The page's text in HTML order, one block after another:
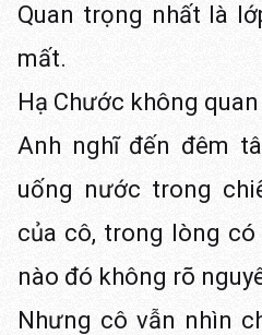
Quan trọng nhất là
mất.
Hạ Chước không
Anh nghĩ đến đêm
uống nước trong
của cô, trong lòng
nào đó không rõ
Nhưng cô vẫn nhìn